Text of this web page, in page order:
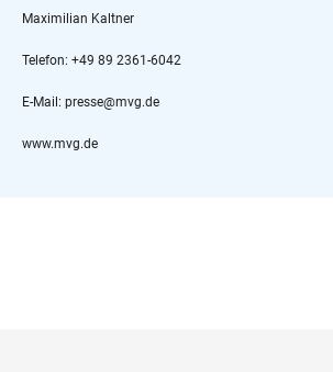
Maximilian Kaltner
Telefon: +49 89 2361-6042
E-Mail: presse@mvg.de
www.mvg.de